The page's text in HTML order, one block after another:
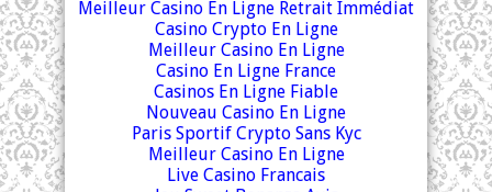
Meilleur Casino En Ligne Retrait Immédiat
Casino Crypto En Ligne
Meilleur Casino En Ligne
Casino En Ligne France
Casinos En Ligne Fiable
Nouveau Casino En Ligne
Paris Sportif Crypto Sans Kyc
Meilleur Casino En Ligne
Live Casino Francais